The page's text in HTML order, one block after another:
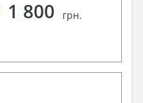
1 800 грн.